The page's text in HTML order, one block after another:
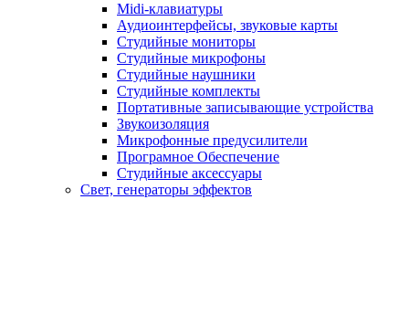
Midi-клавиатуры
Аудиоинтерфейсы, звуковые карты
Студийные мониторы
Студийные микрофоны
Студийные наушники
Студийные комплекты
Портативные записывающие устройства
Звукоизоляция
Микрофонные предусилители
Програмное Обеспечение
Студийные аксессуары
Свет, генераторы эффектов